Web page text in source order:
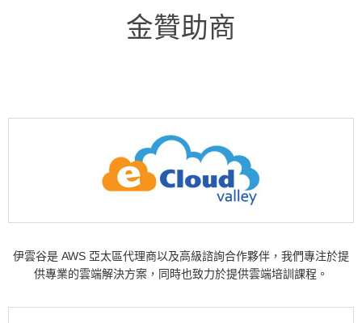
金贊助商
伊雲谷是 AWS 亞太區代理商以及高級諮詢合作夥伴，我們專注於提
供專業的雲端解決方案，同時也致力於提供雲端培訓課程。